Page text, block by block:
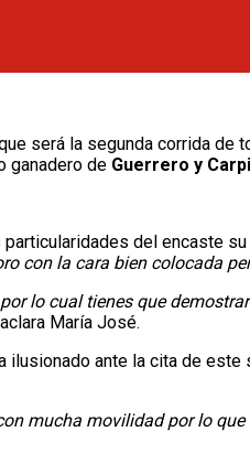
será la segunda corrida
ganadero de Guerrero y
del encaste su
con la cara bien colocada
lo cual tienes que
María José.
ilusionado ante la cita de este
mucha movilidad por lo